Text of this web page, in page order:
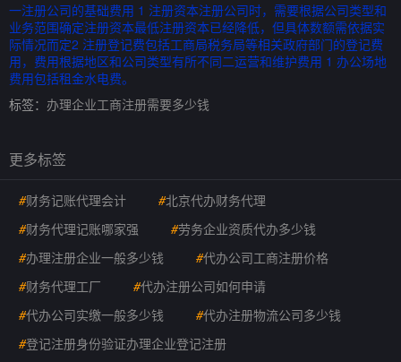
一注册公司的基础费用 1 注册资本注册公司时，需要根据公司类型和
业务范围确定注册资本最低注册资本已经降低，但具体数额需依据实
际情况而定2 注册登记费包括工商局税务局等相关政府部门的登记费
用，费用根据地区和公司类型有所不同二运营和维护费用 1 办公场地
费用包括租金水电费。
标签： 办理企业工商注册需要多少钱
更多标签
#财务记账代理会计 #北京代办财务代理
#财务代理记账哪家强 #劳务企业资质代办多少钱
#办理注册企业一般多少钱 #代办公司工商注册价格
#财务代理工厂 #代办注册公司如何申请
#代办公司实缴一般多少钱 #代办注册物流公司多少钱
#登记注册身份验证办理企业登记注册